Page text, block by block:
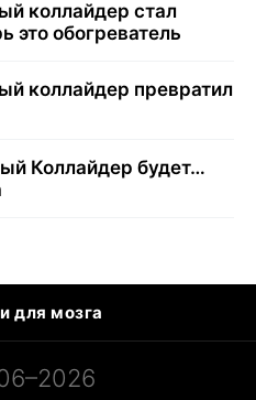
коллайдер стал
это обогреватель
коллайдер превратил
Коллайдер будет…
для мозга
океанариуме